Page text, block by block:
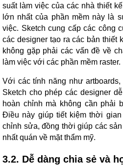
suất làm việc của các nhà thiết
lớn nhất của phần mềm này là
việc. Sketch cung cấp các công
các designer tạo ra các bản thiết
không gặp phải các vấn đề về
làm việc với các phần mềm raster.
Với các tính năng như artboards,
Sketch cho phép các designer
hoàn chỉnh mà không cần phải
Điều này giúp tiết kiệm thời
chỉnh sửa, đồng thời giúp các
nhất quán về mặt thẩm mỹ.
3.2. Dễ dàng chia sẻ và